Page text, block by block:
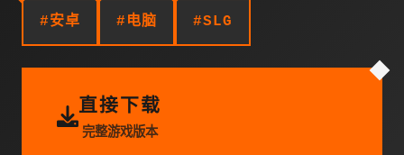
#安卓 #电脑 #SLG
直接下载
完整游戏版本